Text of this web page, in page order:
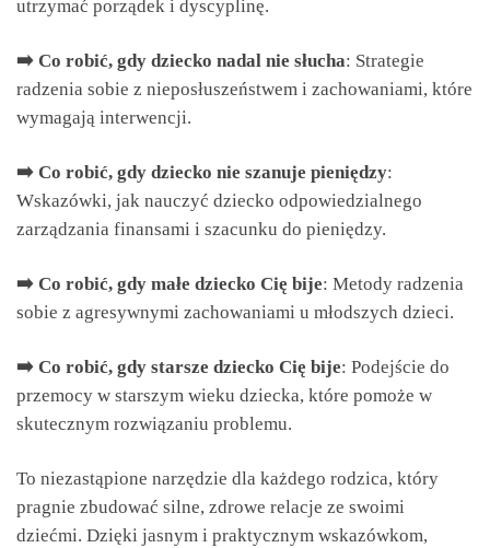
utrzymać porządek i dyscyplinę.
➡️ Co robić, gdy dziecko nadal nie słucha: Strategie
radzenia sobie z nieposłuszeństwem i zachowaniami, które
wymagają interwencji.
➡️ Co robić, gdy dziecko nie szanuje pieniędzy:
Wskazówki, jak nauczyć dziecko odpowiedzialnego
zarządzania finansami i szacunku do pieniędzy.
➡️ Co robić, gdy małe dziecko Cię bije: Metody radzenia
sobie z agresywnymi zachowaniami u młodszych dzieci.
➡️ Co robić, gdy starsze dziecko Cię bije: Podejście do
przemocy w starszym wieku dziecka, które pomoże w
skutecznym rozwiązaniu problemu.
To niezastąpione narzędzie dla każdego rodzica, który
pragnie zbudować silne, zdrowe relacje ze swoimi
dziećmi. Dzięki jasnym i praktycznym wskazówkom,